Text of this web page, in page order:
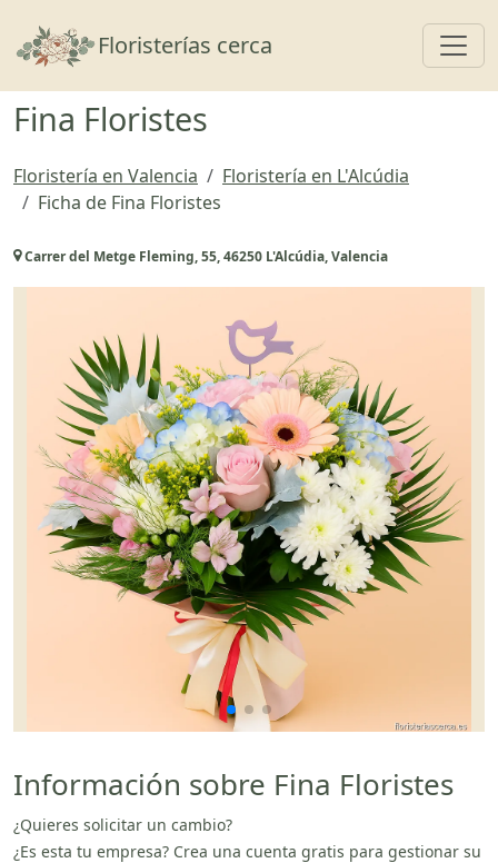
Floristerías cerca
Fina Floristes
Floristería en Valencia
Floristería en L'Alcúdia
Ficha de Fina Floristes
Carrer del Metge Fleming, 55, 46250 L'Alcúdia, Valencia
Información sobre Fina Floristes
¿Quieres solicitar un cambio?
¿Es esta tu empresa? Crea una cuenta gratis para gestionar su